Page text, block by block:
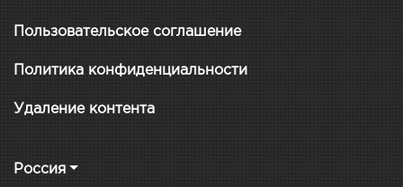
Пользовательское соглашение
Политика конфиденциальности
Удаление контента
Россия